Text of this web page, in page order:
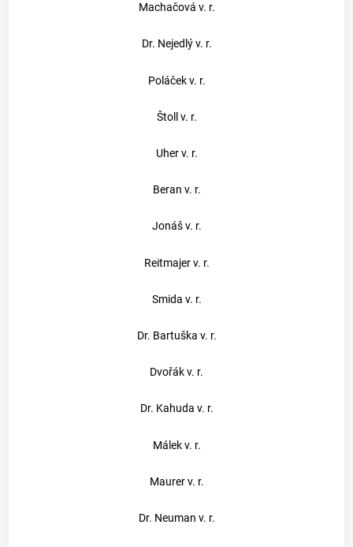
Machačová v. r.
Dr. Nejedlý v. r.
Poláček v. r.
Štoll v. r.
Uher v. r.
Beran v. r.
Jonáš v. r.
Reitmajer v. r.
Smida v. r.
Dr. Bartuška v. r.
Dvořák v. r.
Dr. Kahuda v. r.
Málek v. r.
Maurer v. r.
Dr. Neuman v. r.